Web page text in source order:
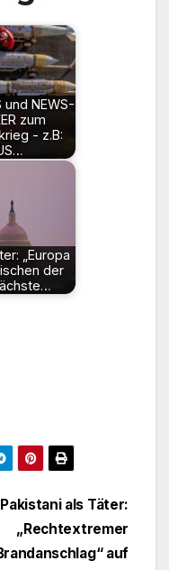
und NEWS-
zum
- z.B:
„Europa
der
Pakistani als Täter:
„Rechtextremer
auf